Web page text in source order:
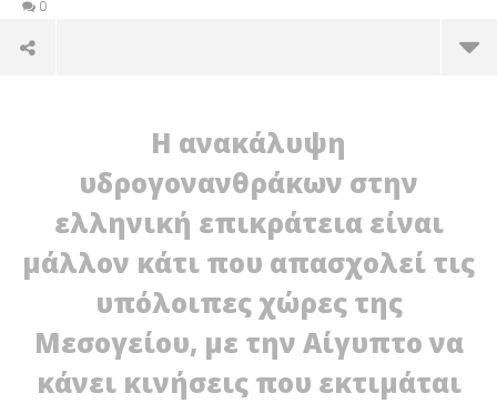
0
NOW VIEWING
Η ανακάλυψη
υδρογονανθράκων στην
ελληνική επικράτεια είναι
μάλλον κάτι που απασχολεί τις
υπόλοιπες χώρες της
Μεσογείου, με την Αίγυπτο να
κάνει κινήσεις που εκτιμάται